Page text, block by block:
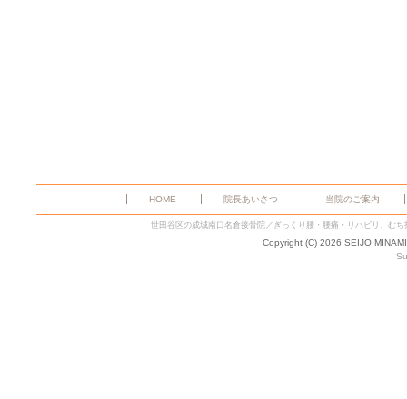
HOME 院長あいさつ 当院のご案内
世田谷区の成城南口名倉接骨院／ぎっくり腰・腰痛・リハビリ、む
Copyright (C) 2026 SEIJO